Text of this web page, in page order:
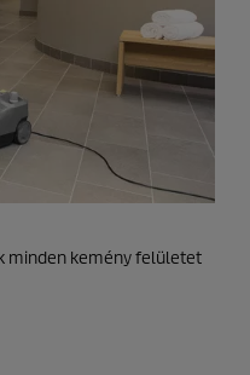
minden kemény felületet